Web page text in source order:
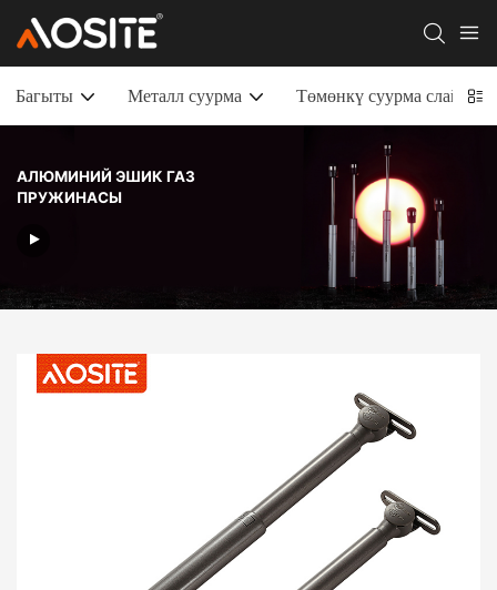
Багыты Металл суурма Төмөнкү суурма
АЛЮМИНИЙ ЭШИК ГАЗ
ПРУЖИНАСЫ